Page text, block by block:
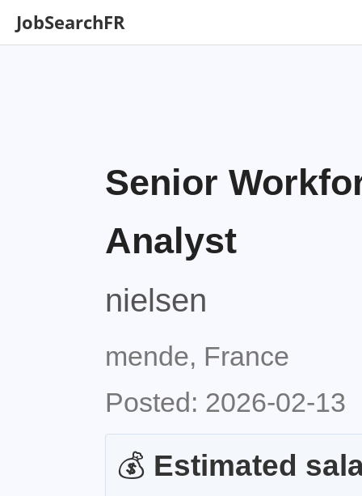
JobSearchFR
Senior
Analyst
nielsen
mende, France
Posted: 2026-02-13
💰 Estimated